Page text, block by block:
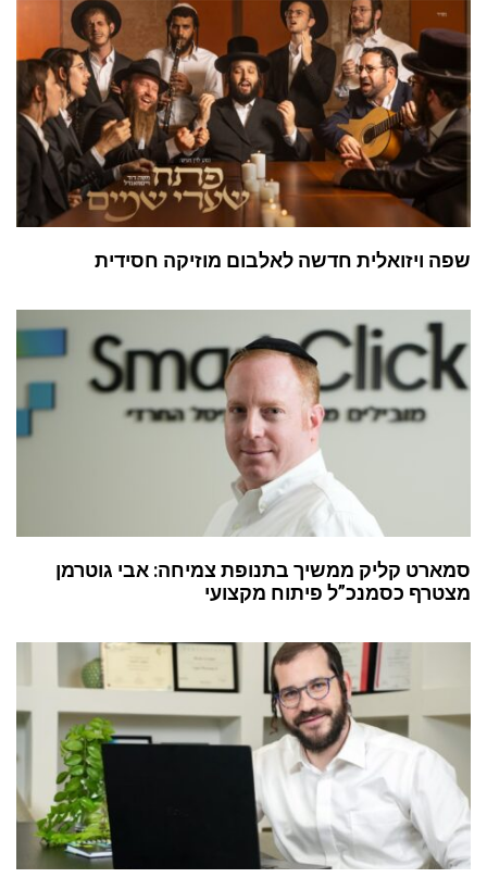
שפה ויזואלית חדשה לאלבום מוזיקה חסידית
סמארט קליק ממשיך בתנופת צמיחה: אבי גוטרמן
מצטרף כסמנכ”ל פיתוח מקצועי